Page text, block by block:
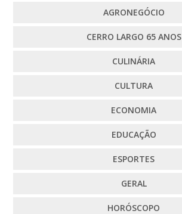
AGRONEGÓCIO
CERRO LARGO 65 ANOS
CULINÁRIA
CULTURA
ECONOMIA
EDUCAÇÃO
ESPORTES
GERAL
HORÓSCOPO